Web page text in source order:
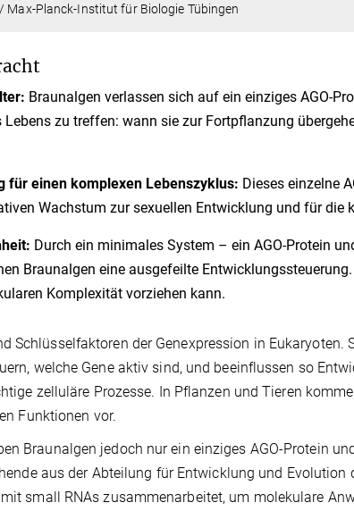
Max-Planck-Institut für Biologie Tübingen
Braunalgen verlassen sich auf ein einziges AGO-
Lebens zu treffen: wann sie zur Fortpflanzung
für einen komplexen Lebenszyklus: Dieses einzelne
Wachstum zur sexuellen Entwicklung und für die
Durch ein minimales System – ein AGO-Protein
Braunalgen eine ausgefeilte
Komplexität vorziehen kann.
Schlüsselfaktoren der Genexpression in
welche Gene aktiv sind, und beeinflussen so
zelluläre Prozesse. In Pflanzen und Tieren
Funktionen vor.
Braunalgen jedoch nur ein einziges AGO-Protein
aus der Abteilung für Entwicklung und Evolution
small RNAs zusammenarbeitet, um molekulare